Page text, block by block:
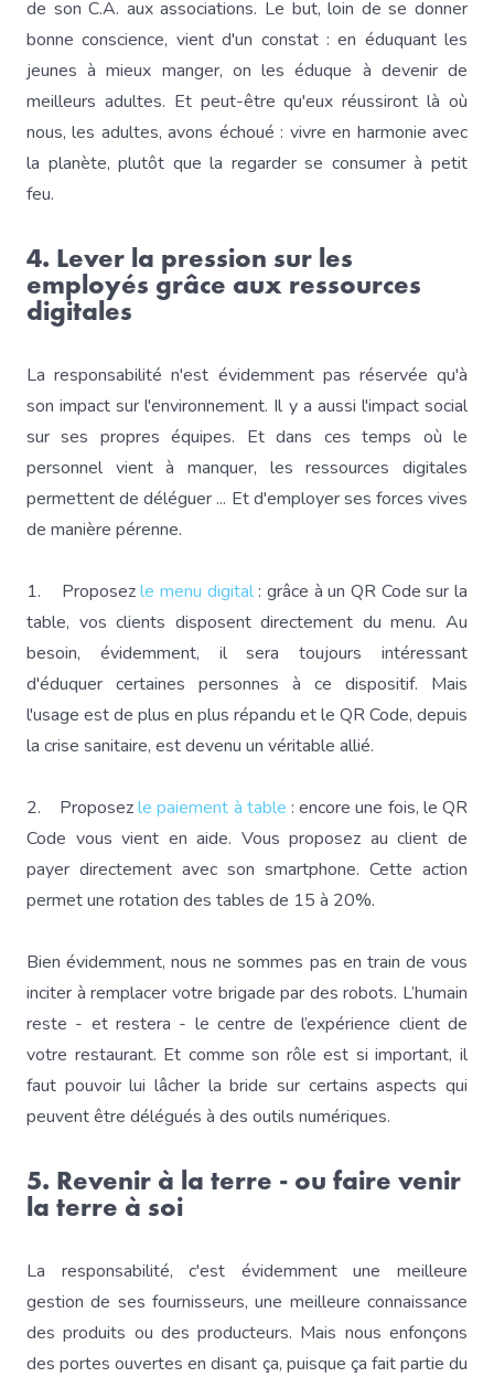
de son C.A. aux associations. Le but, loin de se donner
bonne conscience, vient d'un constat : en éduquant les
jeunes à mieux manger, on les éduque à devenir de
meilleurs adultes. Et peut-être qu'eux réussiront là où
nous, les adultes, avons échoué : vivre en harmonie avec
la planète, plutôt que la regarder se consumer à petit
feu.
4. Lever la pression sur les
employés grâce aux ressources
digitales
La responsabilité n'est évidemment pas réservée qu'à
son impact sur l'environnement. Il y a aussi l'impact social
sur ses propres équipes. Et dans ces temps où le
personnel vient à manquer, les ressources digitales
permettent de déléguer ... Et d'employer ses forces vives
de manière pérenne.
1. Proposezle menu digital: grâce à un QR Code sur la
table, vos clients disposent directement du menu. Au
besoin, évidemment, il sera toujours intéressant
d'éduquer certaines personnes à ce dispositif. Mais
l'usage est de plus en plus répandu et le QR Code, depuis
la crise sanitaire, est devenu un véritable allié.
2. Proposezle paiement à table : encore une fois, le QR
Code vous vient en aide. Vous proposez au client de
payer directement avec son smartphone. Cette action
permet une rotation des tables de 15 à 20%.
Bien évidemment, nous ne sommes pas en train de vous
inciter à remplacer votre brigade par des robots. L’humain
reste - et restera - le centre de l’expérience client de
votre restaurant. Et comme son rôle est si important, il
faut pouvoir lui lâcher la bride sur certains aspects qui
peuvent être délégués à des outils numériques.
5. Revenir à la terre - ou faire venir
la terre à soi
La responsabilité, c'est évidemment une meilleure
gestion de ses fournisseurs, une meilleure connaissance
des produits ou des producteurs. Mais nous enfonçons
des portes ouvertes en disant ça, puisque ça fait partie du